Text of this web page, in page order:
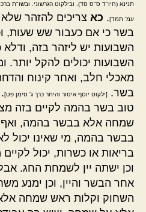
תנינא (חיו"ד ס"ס סד). ובילקוט הגרשוני. ובשו"ת
עמ' תמד]. כא צריכים להזהר
בשר כי אם כעבור שש שעות,
השבועות יש ליזהר בזה,
השבועות יכולים להקל יותר.
מאכלי חלב, ואחר קינוח
בשר.
[ילקוט יוסף איסור והיתר כרך ג' סימן פט].
טוב בשר בהמה לקיים בזה
שמחה אלא בבשר בהמה, ואף
בבשר בהמה, מי שאינו יכול
בריאות או כשרות, יכול
וכן ישתה יין לשמחת החג.
אחר הבשר והיין, וכן ימנע
השחוק וקלות ראש שמחה אלא